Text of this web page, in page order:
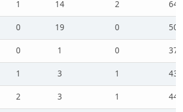
1 14 2
64
0 19 0
50
0 1 0
37
1 3 1
43
2 3 1
44